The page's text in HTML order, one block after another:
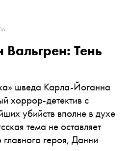
Тень
шведа Карла-Йоганна
хоррор-детектив с
убийств вполне в духе
тема не оставляет
героя, Данни